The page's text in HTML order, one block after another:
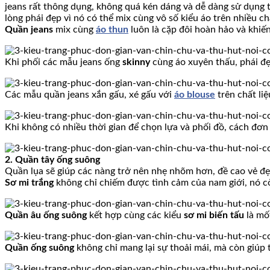
jeans rất thông dụng, không quá kén dáng và dễ dàng sử
lòng phái đẹp vì nó có thể mix cùng vô số kiểu áo trên nhiều
Quần jeans mix cùng áo thun luôn là cặp đôi hoàn hảo và
Khi phối các mẫu jeans ống skinnycùng áo xuyên thấu, phái
Các mẫu quần jeans xắn gấu, xé gấu với áo blouse trên chất
Khi không có nhiều thời gian để chọn lựa và phối đồ, cách
2. Quần tây ống suông
Quần lụa sẽ giúp các nàng trở nên nhẹ nhõm hơn, đề cao vẻ
Sơ mi trắngkhông chỉ chiếm được tình cảm của nam giới, nó
Quần âu ống suôngkết hợp cùng các kiểu sơ mi biến tấu là
Quần ống suôngkhông chỉ mang lại sự thoải mái, mà còn giúp